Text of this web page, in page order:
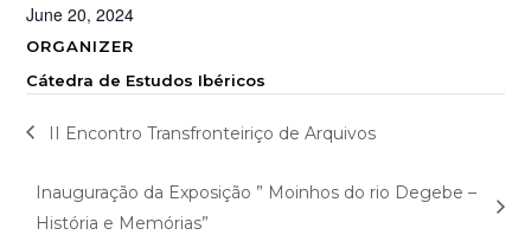
June 20, 2024
ORGANIZER
Cátedra de Estudos Ibéricos
II Encontro Transfronteiriço de Arquivos
Inauguração da Exposição ” Moinhos do rio Degebe –
História e Memórias”